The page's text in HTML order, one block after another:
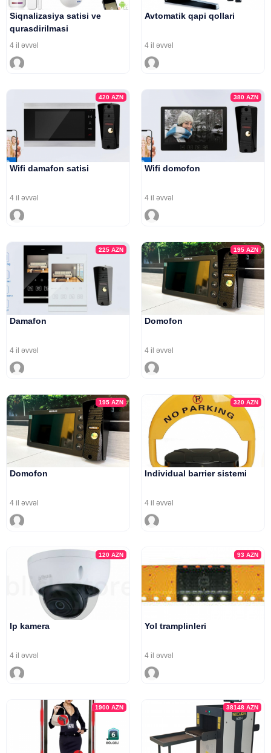
Siqnalizasiya satisi ve
qurasdirilmasi
4 il əvvəl
Avtomatik qapi qollari
4 il əvvəl
420AZN
Wifi damafon satisi
4 il əvvəl
380 AZN
Wifi domofon
4 il əvvəl
225AZN
Damafon
4 il əvvəl
195 AZN
Domofon
4 il əvvəl
195AZN
Domofon
4 il əvvəl
320 AZN
Individual barrier sistemi
4 il əvvəl
120AZN
Ip kamera
4 il əvvəl
93 AZN
Yol tramplinleri
4 il əvvəl
1900AZN 38148 AZN